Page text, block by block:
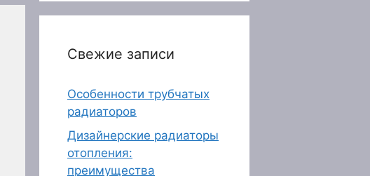
Свежие записи
Особенности трубчатых
радиаторов
Дизайнерские радиаторы
отопления:
преимущества